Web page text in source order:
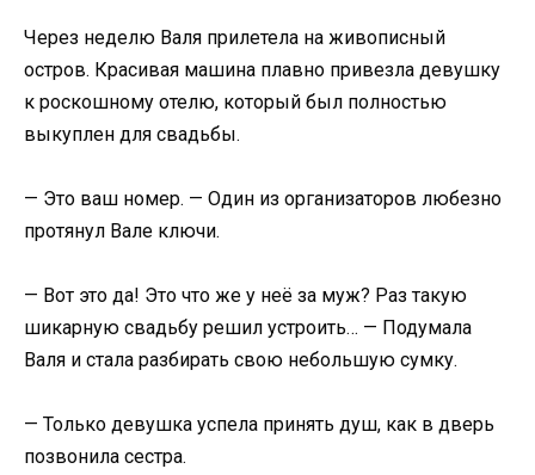
​Через неделю Валя прилетела на живописный
остров. Красивая машина плавно привезла девушку
к роскошному отелю, который был полностью
выкуплен для свадьбы.​
​— Это ваш номер. — Один из организаторов любезно
протянул Вале ключи.​
​— Вот это да! Это что же у неё за муж? Раз такую
шикарную свадьбу решил устроить… — Подумала
Валя и стала разбирать свою небольшую сумку.​
​— Только девушка успела принять душ, как в дверь
позвонила сестра.​